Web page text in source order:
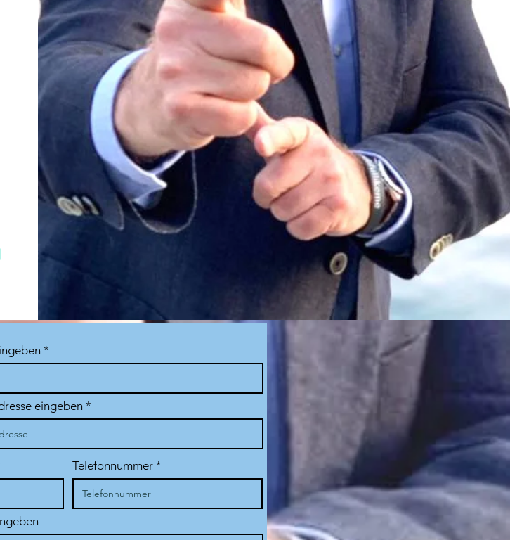
eingeben
Telefonnummer